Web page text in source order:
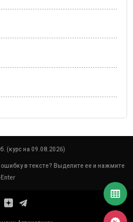
(курс на 09.08.2026)
в тексте? Выделите ее и нажмите